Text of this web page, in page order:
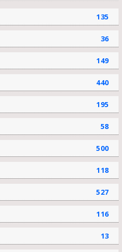
135
36
149
440
195
58
500
118
527
116
13